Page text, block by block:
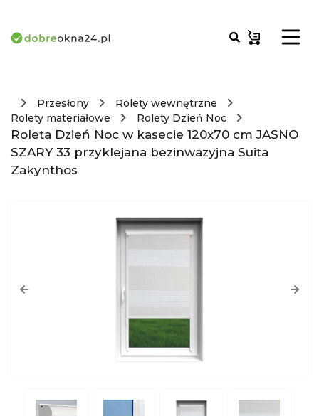
Przesłony
Rolety wewnętrzne
Rolety materiałowe
Rolety Dzień Noc
Roleta Dzień Noc w kasecie 120x70 cm JASNO
SZARY 33 przyklejana bezinwazyjna Suita
Zakynthos